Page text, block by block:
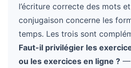
l’écriture correcte des mots
conjugaison concerne les
temps. Les trois sont
Faut-il privilégier les
ou les exercices en ligne ? —